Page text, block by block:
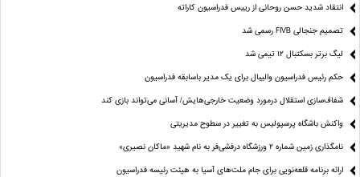
انتقاد شدید حسن روحانی از رییس فدراسیون کاراته
تصمیم جنجالی FIVB رسمی شد
لیگ برتر بسکتبال ۱۲ تیمی شد
حکم رئیس فدراسیون والیبال برای یک مدیر باسابقه فدراسیون
شفاف‌سازی استقلال درمورد وضعیت خارجی‌هایش/ آسانی می‌تواند بازی کند
واکنش باشگاه پرسپولیس به تغییر در سطوح مدیریتی
نامگذاری زمین شماره ۲ ورزشگاه درفشی‌فر به نام شهید «ماکان نصیری»
ارائه برنامه‌ قلعه‌نویی برای جام ملت‌های آسیا به هیئت رئیسه فدراسیون